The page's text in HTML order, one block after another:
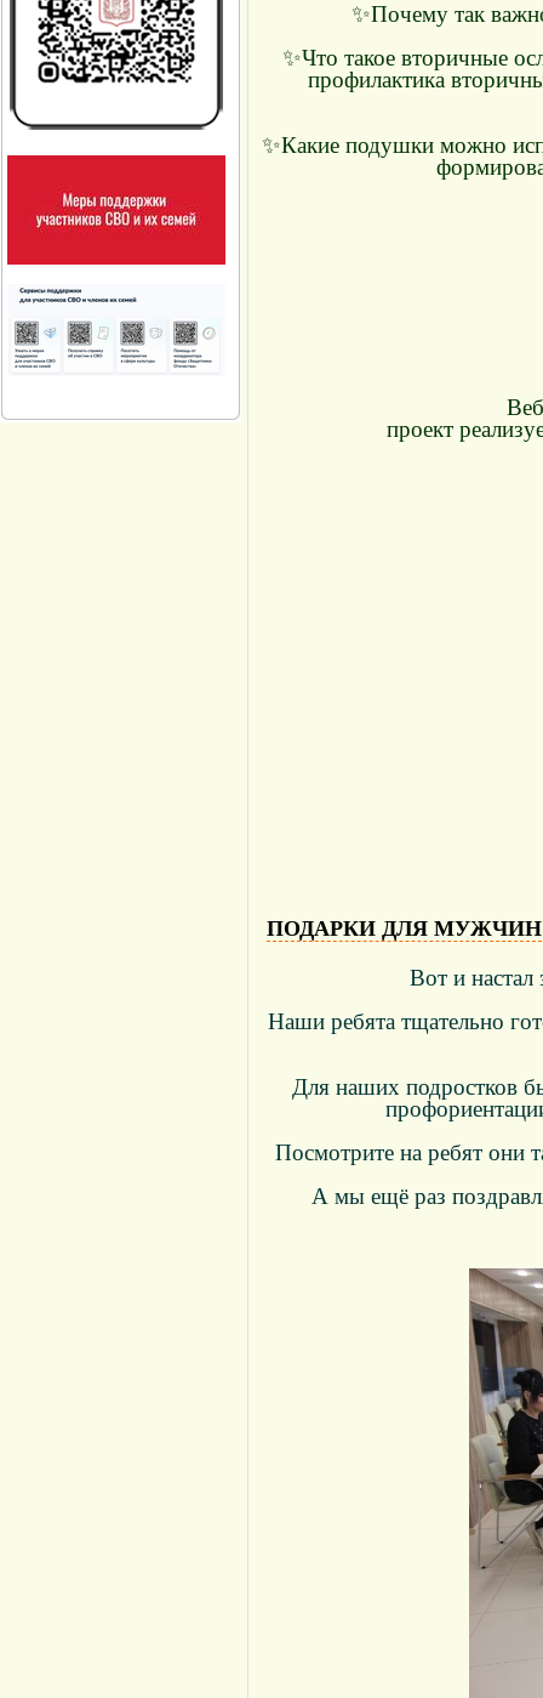
✨Почему так
✨Что такое вторичные
профилактика
✨Какие подушки можно
проект
ПОДАРКИ ДЛЯ МУЖЧИН
Вот и
Наши ребята тщательно
Для наших подростков
Посмотрите на ребят они
А мы ещё раз